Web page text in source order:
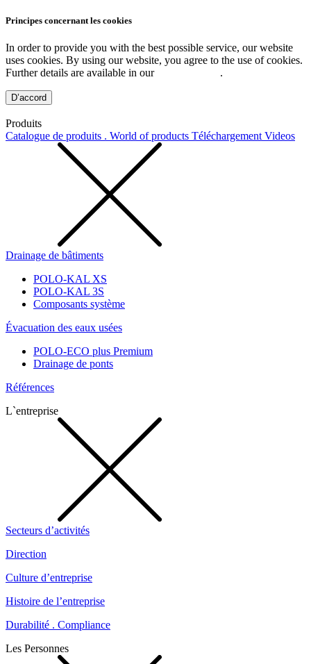
Principes concernant les cookies
In order to provide you with the best possible service, our website
uses cookies. By using our website, you agree to the use of cookies.
Further details are available in our
.
D’accord
Produits
Catalogue de produits . World of products Téléchargement Videos
Drainage de bâtiments
POLO-KAL XS
POLO-KAL 3S
Composants système
Évacuation des eaux usées
POLO-ECO plus Premium
Drainage de ponts
Références
L`entreprise
Secteurs d’activités
Direction
Culture d’entreprise
Histoire de l’entreprise
Durabilité . Compliance
Les Personnes